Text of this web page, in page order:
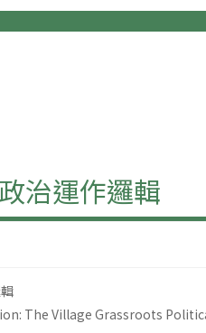
治運作邏輯
The Village Grassroots